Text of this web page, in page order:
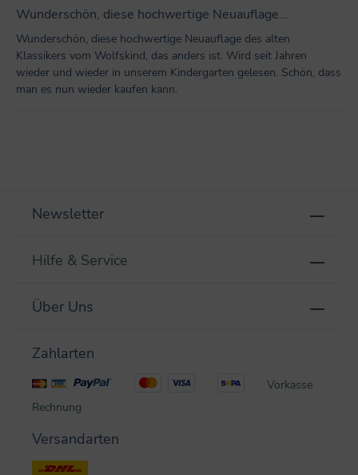
Bewertung mit 5 von 5 Sternen
Wunderschön, diese hochwertige Neuauflage...
Wunderschön, diese hochwertige Neuauflage des alten
Klassikers vom Wolfskind, das anders ist. Wird seit Jahren
wieder und wieder in unserem Kindergarten gelesen. Schön, dass
man es nun wieder kaufen kann.
Newsletter
Hilfe & Service
Über Uns
Zahlarten
Vorkasse
Rechnung
Versandarten